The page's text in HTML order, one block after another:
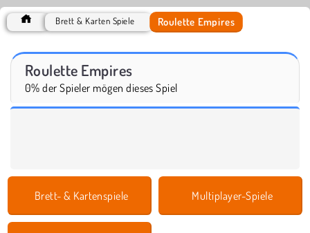
Brett & Karten Spiele Roulette Empires
Roulette Empires
0% der Spieler mögen dieses Spiel
Brett- & Kartenspiele Multiplayer-Spiele